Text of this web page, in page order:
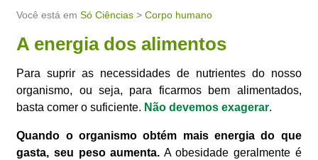
Você está emSó Ciências >Corpo humano
A energia dos alimentos
Para suprir as necessidades de nutrientes do nosso
organismo, ou seja, para ficarmos bem alimentados,
basta comer o suficiente. Não devemos exagerar.
Quando o organismo obtém mais energia do que
gasta, seu peso aumenta. A obesidade geralmente é